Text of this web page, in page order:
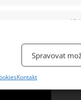
Spravovat
Kontakt